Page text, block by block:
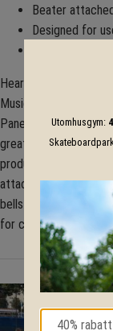
Beater
Designed for
Hear the bells! With
Musical Play Panel in
Panel creates a
great addition to the
product includes
attached using
bells used are
for controlled
Utomhusgym: